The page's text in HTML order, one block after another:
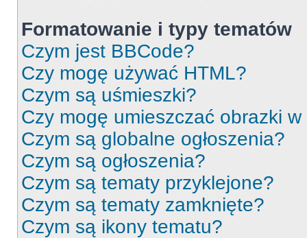
Formatowanie i typy tematów
Czym jest BBCode?
Czy mogę używać HTML?
Czym są uśmieszki?
Czy mogę umieszczać obrazki
Czym są globalne ogłoszenia?
Czym są ogłoszenia?
Czym są tematy przyklejone?
Czym są tematy zamknięte?
Czym są ikony tematu?